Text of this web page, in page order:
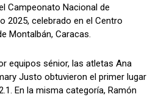
Campeonato Nacional de
2025, celebrado en el Centro
Montalbán, Caracas.
equipos sénior, las atletas Ana
Justo obtuvieron el primer lugar
En la misma categoría, Ramón